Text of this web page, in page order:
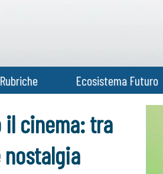
Rubriche Ecosistema Futuro
il cinema: tra
nostalgia